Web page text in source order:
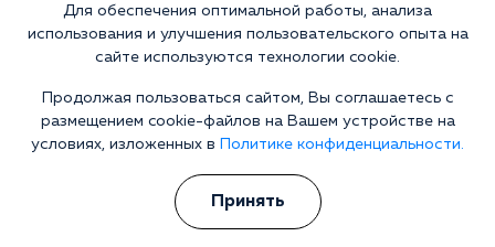
Кодирование алкоголизма
Кодирование от алкоголя на дому
Зашиться от алкоголизма
Кодирование уколом
Перезвоните мне
Для обеспечения оптимальной работы, анализа
использования и улучшения пользовательского опыта на
сайте используются технологии cookie.
Продолжая пользоваться сайтом, Вы соглашаетесь с
размещением cookie-файлов на Вашем устройстве на
условиях, изложенных в
Политике конфиденциальности.
Принять